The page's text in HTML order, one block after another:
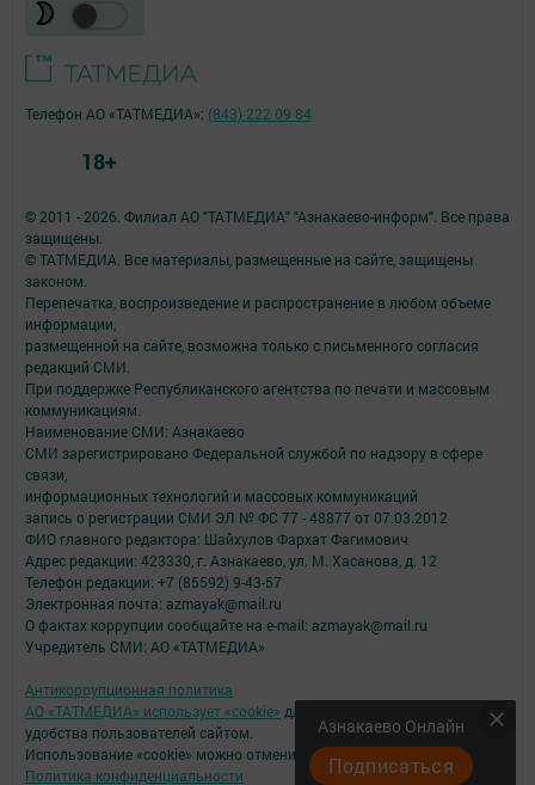
Азнакаево Онлайн
Подписаться
© 2011 - 2026. Филиал АО "ТАТМЕДИА" "Азнакаево-информ". Все права
защищены.
© ТАТМЕДИА. Все материалы, размещенные на сайте, защищены
законом.
Перепечатка, воспроизведение и распространение в любом объеме
информации,
размещенной на сайте, возможна только с письменного согласия
редакций СМИ.
При поддержке Республиканского агентства по печати и массовым
коммуникациям.
Наименование СМИ: Азнакаево
СМИ зарегистрировано Федеральной службой по надзору в сфере
связи,
информационных технологий и массовых коммуникаций
запись о регистрации СМИ ЭЛ № ФС 77 - 48877 от 07.03.2012
ФИО главного редактора: Шайхулов Фархат Фагимович
Адрес редакции: 423330, г. Азнакаево, ул. М. Хасанова, д. 12
Телефон редакции: +7 (85592) 9-43-57
Электронная почта: azmayak@mail.ru
О фактах коррупции сообщайте на e-mail: azmayak@mail.ru
Учредитель СМИ: АО «ТАТМЕДИА»
Антикоррупционная политика
АО «ТАТМЕДИА» использует «cookie» для персонализации сервисов и
удобства пользователей сайтом.
Использование «cookie» можно отменить в настройках браузера.
Политика конфиденциальности
Телефон АО «ТАТМЕДИА»: (843) 222 09 84
18+